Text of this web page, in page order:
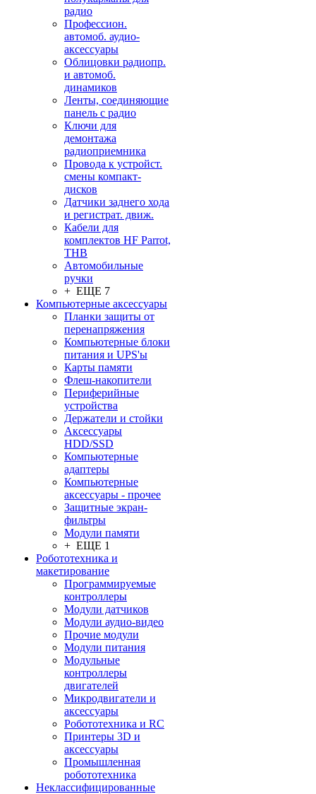
радио
Профессион.
автомоб. аудио-
аксессуары
Облицовки радиопр.
и автомоб.
динамиков
Ленты, соединяющие
панель с радио
Ключи для
демонтажа
радиоприемника
Провода к устройст.
смены компакт-
дисков
Датчики заднего хода
и регистрат. движ.
Кабели для
комплектов HF Parrot,
THB
Автомобильные
ручки
+ ЕЩЕ 7
Компьютерные аксессуары
Планки защиты от
перенапряжения
Компьютерные блоки
питания и UPS'ы
Карты памяти
Флеш-накопители
Периферийные
устройства
Держатели и стойки
Аксессуары
HDD/SSD
Компьютерные
адаптеры
Компьютерные
аксессуары - прочее
Защитные экран-
фильтры
Модули памяти
+ ЕЩЕ 1
Робототехника и
макетирование
Программируемые
контроллеры
Модули датчиков
Модули аудио-видео
Прочие модули
Модули питания
Модульные
контроллеры
двигателей
Микродвигатели и
аксессуары
Робототехника и RC
Принтеры 3D и
аксессуары
Промышленная
робототехника
Неклассифицированные